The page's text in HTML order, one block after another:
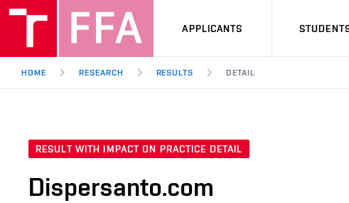
APPLICANTS
HOME RESEARCH RESULTS DETAIL
RESULT WITH IMPACT ON PRACTICE DETAIL
Dispersanto.com